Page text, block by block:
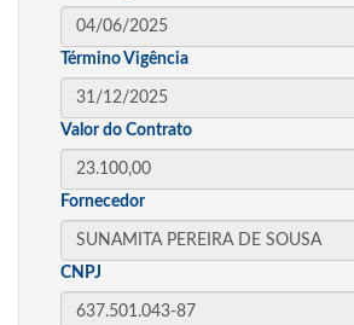
Término Vigência
Valor do Contrato
Fornecedor
CNPJ